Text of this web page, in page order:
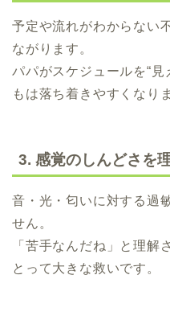
予定や流れがわからない
ながります。
パパがスケジュールを“
もは落ち着きやすくなり
3. 感覚のしんどさを
音・光・匂いに対する過
せん。
「苦手なんだね」と理解
とって大きな救いです。